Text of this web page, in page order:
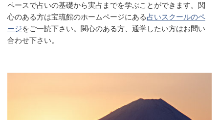
ペースで占いの基礎から実占までを学ぶことができます。関
心のある方は宝琉館のホームページにある占いスクールのペ
ージをご一読下さい。関心のある方、通学したい方はお問い
合わせ下さい。